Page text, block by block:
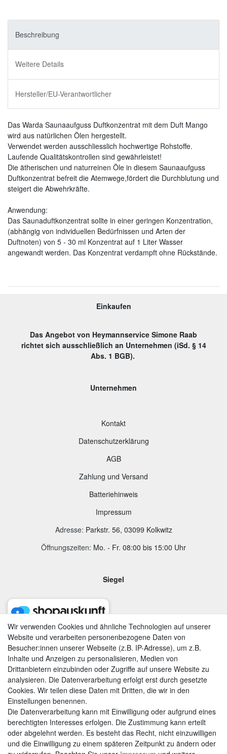
Beschreibung
Weitere Details
Hersteller/EU-Verantwortlicher
Das Warda Saunaaufguss Duftkonzentrat mit dem Duft Mango
wird aus natürlichen Ölen hergestellt.
Verwendet werden ausschliesslich hochwertige Rohstoffe.
Laufende Qualitätskontrollen sind gewährleistet!
Die ätherischen und naturreinen Öle in diesem Saunaaufguss
Duftkonzentrat befreit die Atemwege,fördert die Durchblutung und
steigert die Abwehrkräfte.
Anwendung:
Das Saunaduftkonzentrat sollte in einer geringen Konzentration,
(abhängig von individuellen Bedürfnissen und Arten der
Duftnoten) von 5 - 30 ml Konzentrat auf 1 Liter Wasser
angewandt werden. Das Konzentrat verdampft ohne Rückstände.
Einkaufen
Das Angebot von Heymannservice Simone Raab
richtet sich ausschließlich an Unternehmen (iSd. § 14
Abs. 1 BGB).
Unternehmen
Kontakt
Datenschutzerklärung
AGB
Zahlung und Versand
Batteriehinweis
Impressum
Adresse: Parkstr. 56, 03099 Kolkwitz
Öffnungszeiten: Mo. - Fr. 08:00 bis 15:00 Uhr
Siegel
AGB|Widerrufsrecht|Datenschutzerklärung|Impressum
Wir verwenden Cookies und ähnliche Technologien auf unserer
Website und verarbeiten personenbezogene Daten von
Besucher:innen unserer Webseite (z.B. IP-Adresse), um z.B.
Inhalte und Anzeigen zu personalisieren, Medien von
Drittanbietern einzubinden oder Zugriffe auf unsere Website zu
analysieren. Die Datenverarbeitung erfolgt erst durch gesetzte
Cookies. Wir teilen diese Daten mit Dritten, die wir in den
Einstellungen benennen.
Die Datenverarbeitung kann mit Einwilligung oder aufgrund eines
berechtigten Interesses erfolgen. Die Zustimmung kann erteilt
oder abgelehnt werden. Es besteht das Recht, nicht einzuwilligen
und die Einwilligung zu einem späteren Zeitpunkt zu ändern oder